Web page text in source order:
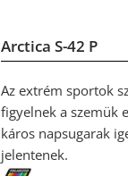
Arctica S-42 P
Az extrém sportok
figyelnek a szemük
káros napsugarak
jelentenek.